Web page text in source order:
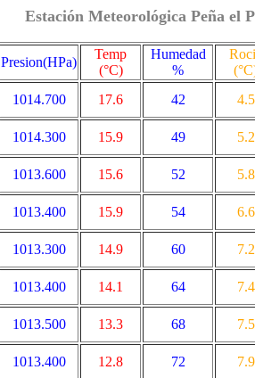
Estación Meteorológica Peña el
Presion(HPa)
Temp
(°C)
Humedad
%
1014.700 17.6 42
4.5
1014.300 15.9 49
5.2
1013.600 15.6 52
5.8
1013.400 15.9 54
6.6
1013.300 14.9 60
7.2
1013.400 14.1 64
7.4
1013.500 13.3 68
7.5
1013.400 12.8 72
7.9